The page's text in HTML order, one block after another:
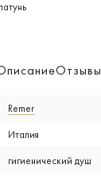
Отзывы
Remer
Италия
гигиенический душ